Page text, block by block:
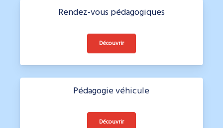
Rendez-vous pédagogiques
Découvrir
Pédagogie véhicule
Découvrir